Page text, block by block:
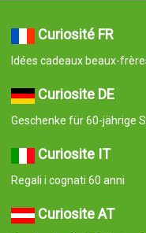
Curiosité FR
Idées cadeaux beaux-
Curiosite DE
Geschenke für 60-jährige
Curiosite IT
Regali i cognati 60 anni
Curiosite AT